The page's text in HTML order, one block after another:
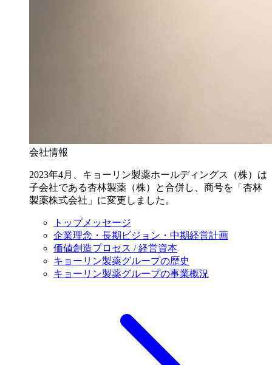
会社情報
2023年4月、キョーリン製薬ホールディングス（株）は
子会社である杏林製薬（株）と合併し、商号を「杏林
製薬株式会社」に変更しました。
トップメッセージ
企業理念・長期ビジョン・中期経営計画
価値創造プロセス / 経営資本
キョーリン製薬グループの歴史
キョーリン製薬グループの事業概況